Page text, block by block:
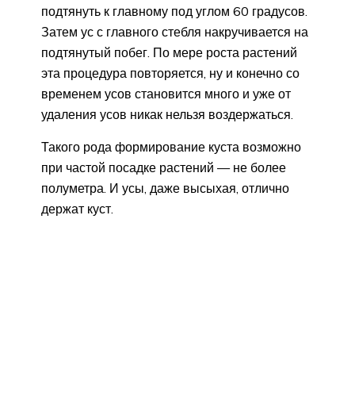
подтянуть к главному под углом 60 градусов.
Затем ус с главного стебля накручивается на
подтянутый побег. По мере роста растений
эта процедура повторяется, ну и конечно со
временем усов становится много и уже от
удаления усов никак нельзя воздержаться.
Такого рода формирование куста возможно
при частой посадке растений — не более
полуметра. И усы, даже высыхая, отлично
держат куст.